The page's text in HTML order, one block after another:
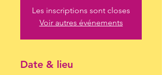
Les inscriptions sont closes
Voir autres événements
Date & lieu